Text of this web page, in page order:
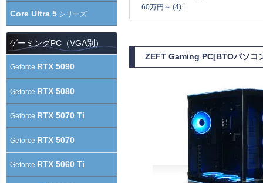
60万円～ (4) |
ZEFT Gaming PC[BTOパソコ
Core Ultra 5 シリーズ
ゲーミングPC（VGA別）
Geforce RTX 5090
Geforce RTX 5080
Geforce RTX 5070 Ti
Geforce RTX 5070
Geforce RTX 5060 Ti